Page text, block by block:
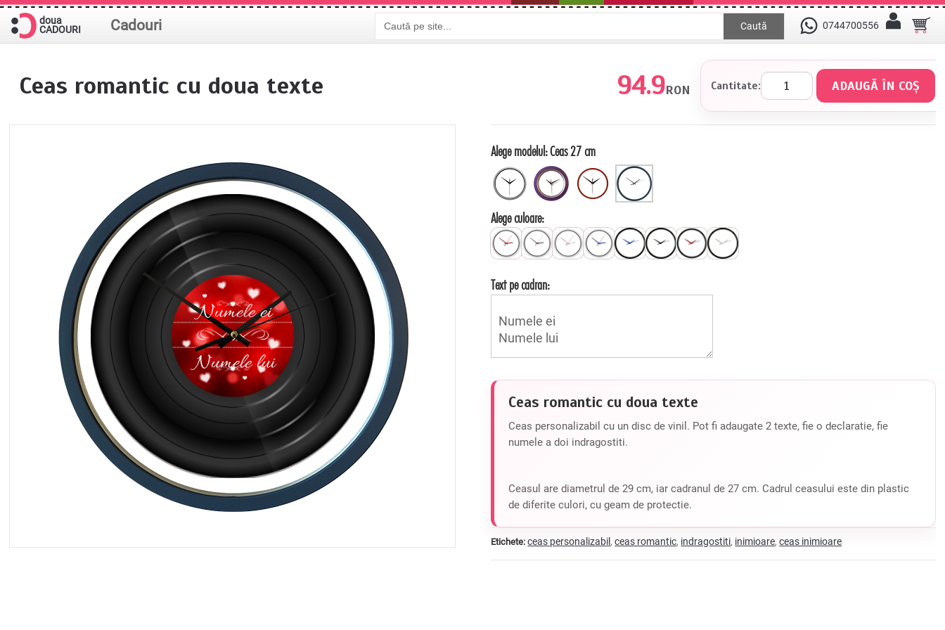
doua
CADOURI
Cadouri Caută 0744700556
Ceas romantic cu doua texte 94.9RON Cantitate:
Numele ei
Numele lui
Alege modelul:Ceas 27 cm
Alege culoare:
Text pe cadran:
Ceas romantic cu doua texte
Ceas personalizabil cu un disc de vinil. Pot fi adaugate 2 texte, fie o declaratie, fie
numele a doi indragostiti.
Ceasul are diametrul de 29 cm, iar cadranul de 27 cm. Cadrul ceasului este din plastic
de diferite culori, cu geam de protectie.
Etichete: ceas personalizabil,ceas romantic, indragostiti, inimioare,ceas inimioare